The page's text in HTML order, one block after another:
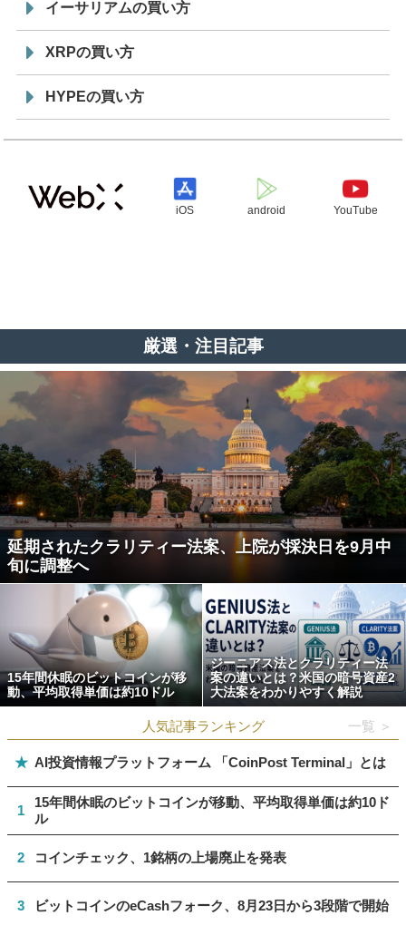
イーサリアムの買い方
XRPの買い方
HYPEの買い方
iOS android YouTube
厳選・注目記事
延期されたクラリティー法案、上院が採決日を9月中
旬に調整へ
15年間休眠のビットコインが移
動、平均取得単価は約10ドル
ジーニアス法とクラリティー法
案の違いとは？米国の暗号資産2
大法案をわかりやすく解説
人気記事ランキング 一覧 ＞
★ AI投資情報プラットフォーム 「CoinPost Terminal」とは
1
15年間休眠のビットコインが移動、平均取得単価は約10ド
ル
2 コインチェック、1銘柄の上場廃止を発表
3 ビットコインのeCashフォーク、8月23日から3段階で開始